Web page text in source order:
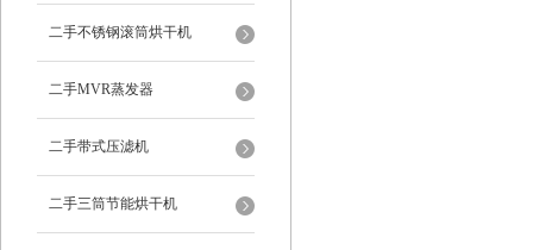
二手不锈钢滚筒烘干机
二手MVR蒸发器
二手带式压滤机
二手三筒节能烘干机